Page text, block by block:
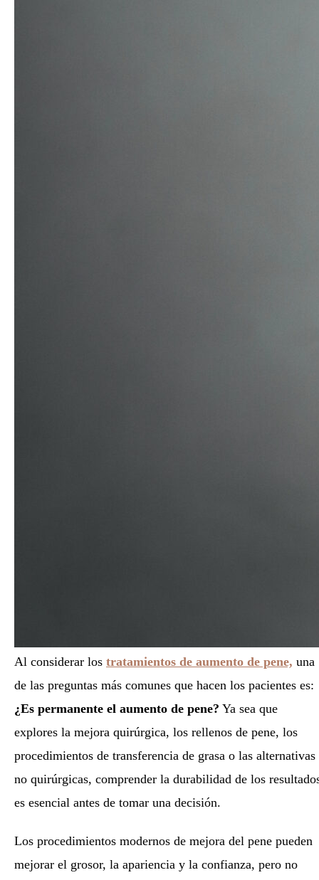
Al considerar los tratamientos de aumento de pene, una
de las preguntas más comunes que hacen los pacientes es:
¿Es permanente el aumento de pene? Ya sea que
explores la mejora quirúrgica, los rellenos de pene, los
procedimientos de transferencia de grasa o las alternativas
no quirúrgicas, comprender la durabilidad de los
es esencial antes de tomar una decisión.
Los procedimientos modernos de mejora del pene pueden
mejorar el grosor, la apariencia y la confianza, pero no